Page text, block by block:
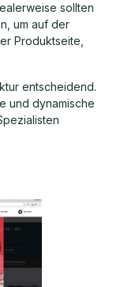
sollten
um auf der
Produktseite,
entscheidend.
und dynamische